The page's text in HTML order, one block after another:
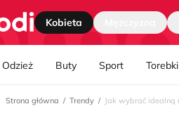
Kobieta
Odzież Buty Sport
Strona główna Trendy Jak wybrać idealną